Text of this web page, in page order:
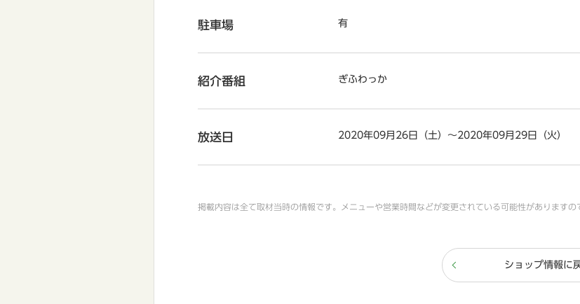
駐車場 有
紹介番組 ぎふわっか
放送日 2020年09月26日（土）～2020年09月29日（火）
掲載内容は全て取材当時の情報です。メニューや営業時間などが変更されている可能性がありますの
ショップ情報に